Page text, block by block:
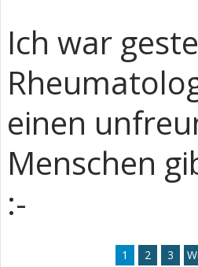
Ich war
einen
Menschen
:-
1 2 3